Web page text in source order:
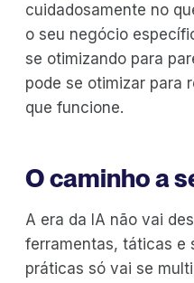
cuidadosamente no
o seu negócio
se otimizando para
pode se otimizar para
que funcione.
O caminho a
A era da IA não vai
ferramentas, táticas e
práticas só vai se